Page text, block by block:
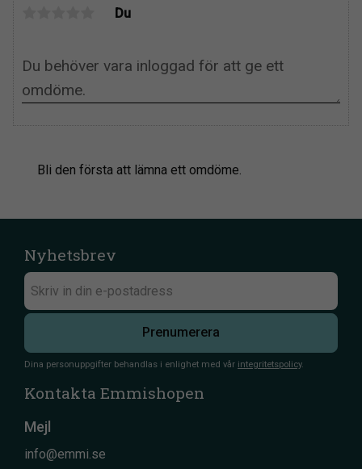
Du
Bli den första att lämna ett omdöme.
Nyhetsbrev
Prenumerera
Dina personuppgifter behandlas i enlighet med vår integritetspolicy.
Kontakta Emmishopen
Mejl
info@emmi.se